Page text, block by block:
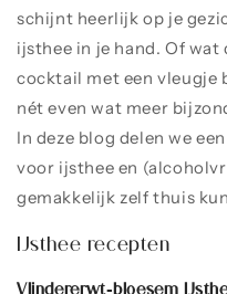
schijnt heerlijk op je
ijsthee in je hand. Of wat
cocktail met een vleugje
nét even wat meer
In deze blog delen we
voor ijsthee en
gemakkelijk zelf thuis
IJsthee recepten
Vlindererwt-bloesem